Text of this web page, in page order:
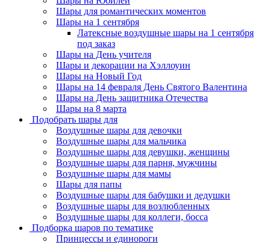
Шары для романтических моментов
Шары на 1 сентября
Латексные воздушные шары на 1 сентября
под заказ
Шары на День учителя
Шары и декорации на Хэллоуин
Шары на Новый Год
Шары на 14 февраля День Святого Валентина
Шары на День защитника Отечества
Шары на 8 марта
Подобрать шары для
Воздушные шары для девочки
Воздушные шары для мальчика
Воздушные шары для девушки, женщины
Воздушные шары для парня, мужчины
Воздушные шары для мамы
Шары для папы
Воздушные шары для бабушки и дедушки
Воздушные шары для возлюбленных
Воздушные шары для коллеги, босса
Подборка шаров по тематике
Принцессы и единороги